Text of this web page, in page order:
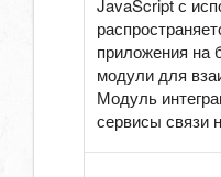
JavaScript с
приложения на
модули для
Модуль
сервисы связи